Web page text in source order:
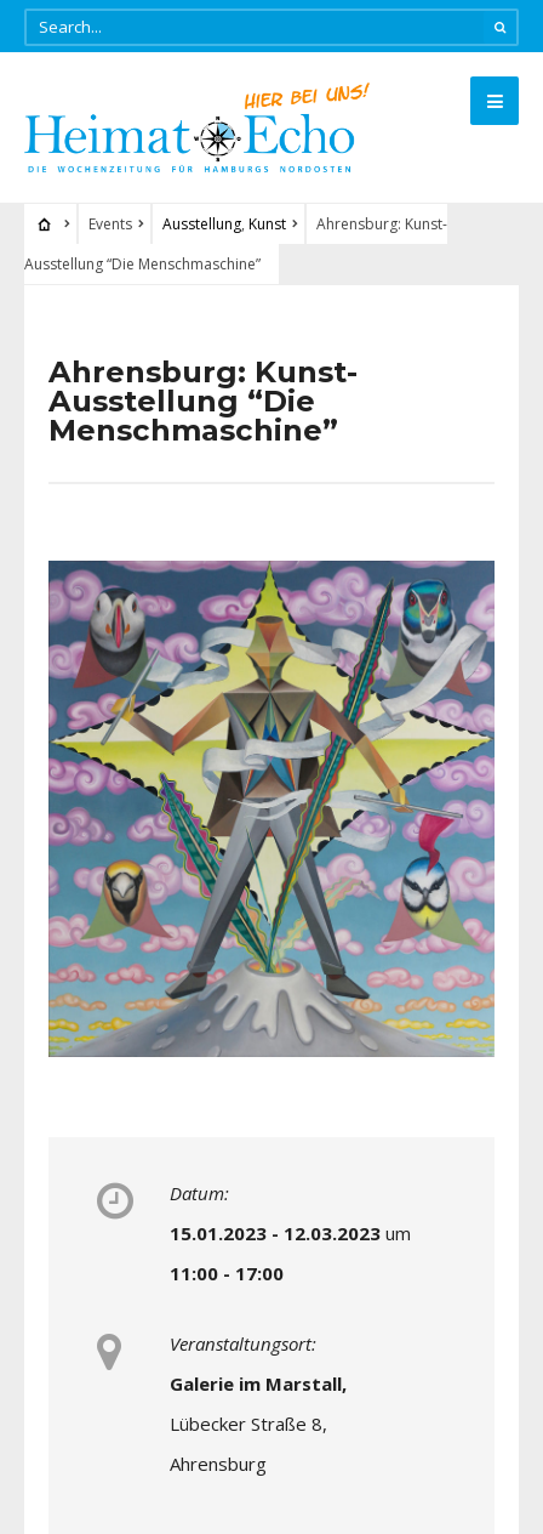
Events Ausstellung, Kunst
Ahrensburg: Kunst-
Ausstellung “Die Menschmaschine”
Ahrensburg: Kunst-
Ausstellung “Die
Menschmaschine”
Datum:
15.01.2023 - 12.03.2023 um
11:00 - 17:00
Veranstaltungsort:
Galerie im Marstall,
Lübecker Straße 8,
Ahrensburg